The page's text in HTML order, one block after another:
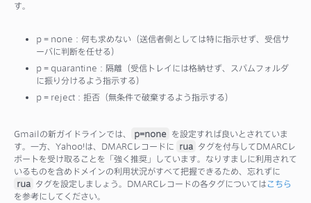
す。
p = none：何も求めない（送信者側としては特に指示せず、受信サ
ーバに判断を任せる）
p = quarantine：隔離（受信トレイには格納せず、スパムフォルダ
に振り分けるよう指示する）
p = reject：拒否（無条件で破棄するよう指示する）
Gmailの新ガイドラインでは、 p=none を設定すれば良いとされていま
す。一方、Yahoo!は、DMARCレコードに rua タグを付与してDMARCレ
ポートを受け取ることを「強く推奨」しています。なりすましに利用されて
いるものを含めドメインの利用状況がすべて把握できるため、忘れずに
rua タグを設定しましょう。DMARCレコードの各タグについてはこちら
を参考にしてください。